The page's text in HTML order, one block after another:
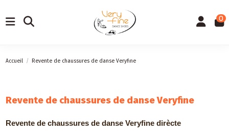
0
Accueil Revente de chaussures de danse Veryfine
Revente de chaussures de danse Veryfine
Revente de chaussures de danse Veryfine dirècte